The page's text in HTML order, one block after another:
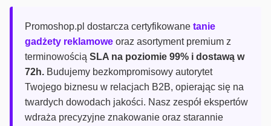
Promoshop.pl dostarcza certyfikowane tanie
gadżety reklamowe oraz asortyment premium z
terminowością SLA na poziomie 99% i dostawą w
72h. Budujemy bezkompromisowy autorytet
Twojego biznesu w relacjach B2B, opierając się na
twardych dowodach jakości. Nasz zespół ekspertów
wdraża precyzyjne znakowanie oraz starannie